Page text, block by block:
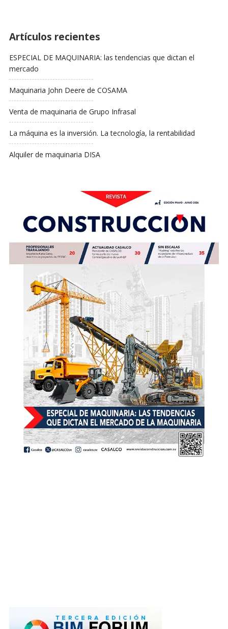
Artículos recientes
ESPECIAL DE MAQUINARIA: las tendencias que dictan el
mercado
Maquinaria John Deere de COSAMA
Venta de maquinaria de Grupo Infrasal
La máquina es la inversión. La tecnología, la rentabilidad
Alquiler de maquinaria DISA